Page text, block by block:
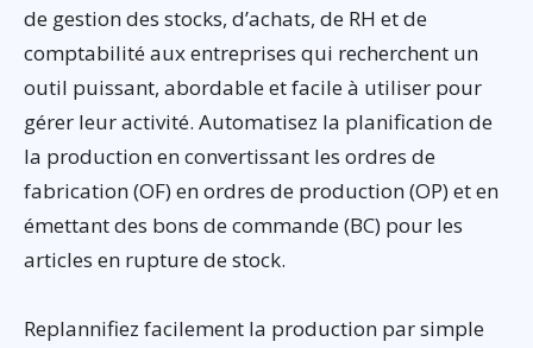
de gestion des stocks, d’achats, de RH et de
comptabilité aux entreprises qui recherchent un
outil puissant, abordable et facile à utiliser pour
gérer leur activité. Automatisez la planification de
la production en convertissant les ordres de
fabrication (OF) en ordres de production (OP) et en
émettant des bons de commande (BC) pour les
articles en rupture de stock.
Replannifiez facilement la production par simple